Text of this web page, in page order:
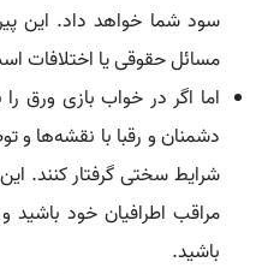
سود شما خواهد داد. این
مسائل حقوقی یا اختلافات
اما اگر در خواب بازی ورق
دشمنان و رقبا با نقشه‌ها
شرایط سختی گرفتار کنند.
مراقب اطرافیان خود باشید
باشید.